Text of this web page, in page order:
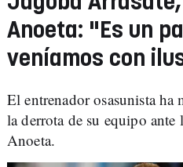
Anoeta: "Es un
veníamos con
El entrenador osasunista ha
la derrota de su equipo ante
Anoeta.